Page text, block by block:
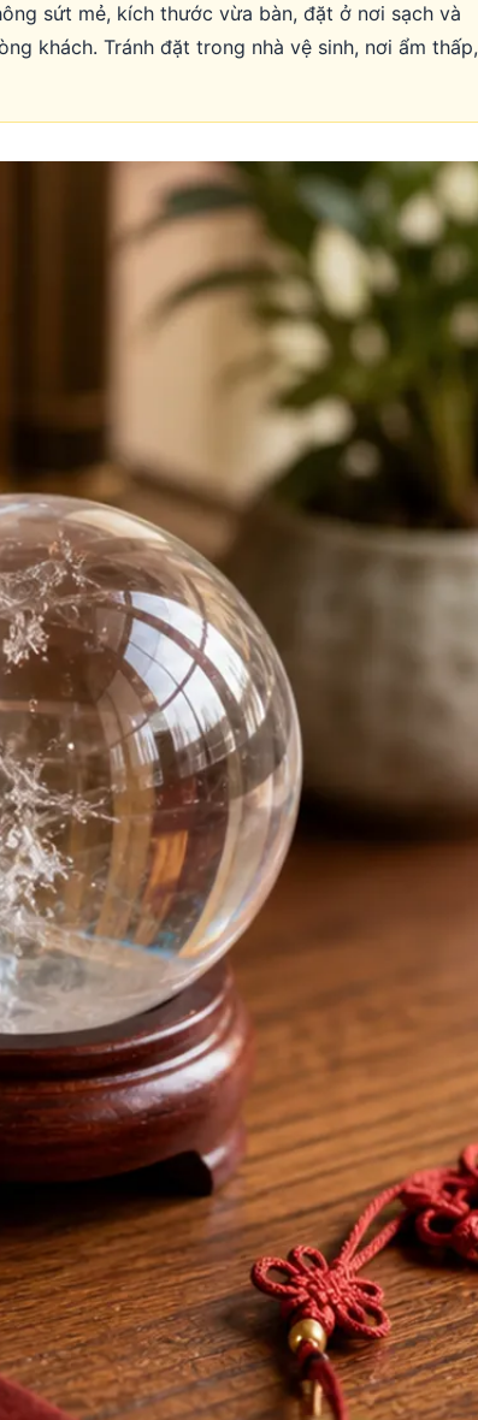
sứt mẻ, kích thước vừa bàn, đặt ở nơi sạch và
khách. Tránh đặt trong nhà vệ sinh, nơi ẩm thấp,